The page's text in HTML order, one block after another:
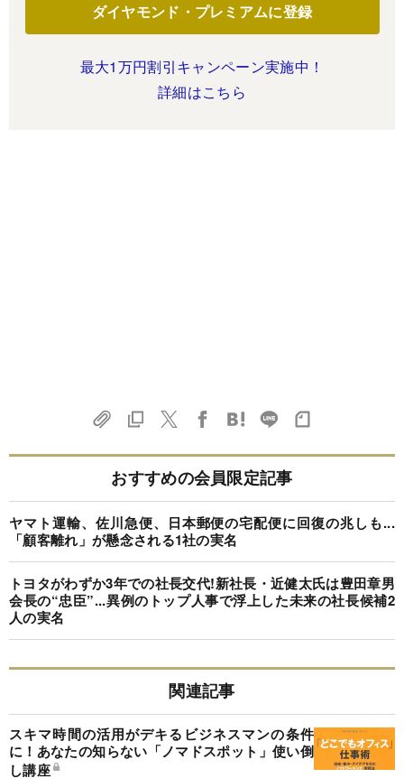
ダイヤモンド・プレミアムに登録
最大1万円割引キャンペーン実施中！
詳細はこちら
おすすめの会員限定記事
ヤマト運輸、佐川急便、日本郵便の宅配便に回復の兆しも...
「顧客離れ」が懸念される1社の実名
トヨタがわずか3年での社長交代!新社長・近健太氏は豊田章男
会長の“忠臣”...異例のトップ人事で浮上した未来の社長候補2
人の実名
関連記事
スキマ時間の活用がデキるビジネスマンの条件
に！あなたの知らない「ノマドスポット」使い倒
し講座